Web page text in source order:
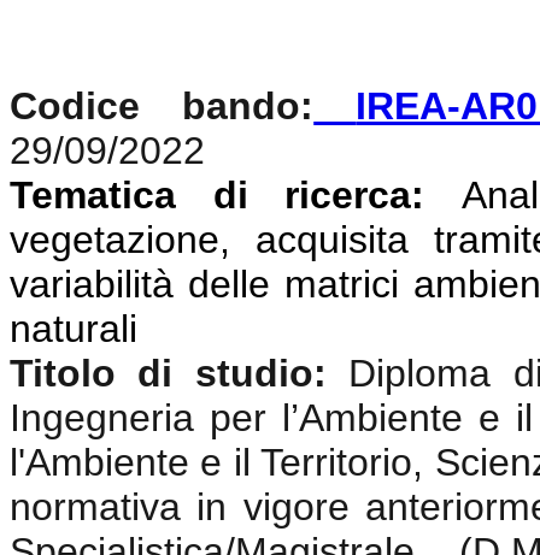
Codice bando:
IREA-
29/09/2022
Tematica di ricerca:
vegetazione, acquisita
variabilità delle matrici
naturali
Titolo di studio:
Diploma
Ingegneria per l’Ambiente e
l'Ambiente e il Territorio,
normativa in vigore